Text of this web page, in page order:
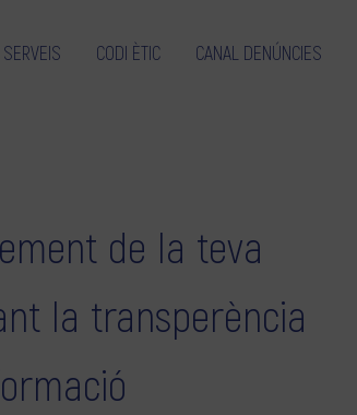
SERVEIS CODI ÈTIC CANAL DENÚNCIES
de la teva
la transperència